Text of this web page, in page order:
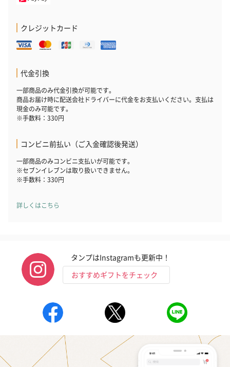
クレジットカード
代金引換
一部商品のみ代金引換が可能です。
商品お届け時に配送会社ドライバーに代金をお支払いください。支払は
現金のみ可能です。
※手数料：330円
コンビニ前払い（ご入金確認後発送）
一部商品のみコンビニ支払いが可能です。
※セブンイレブンは取り扱いできません。
※手数料：330円
詳しくはこちら
タンプはInstagramも更新中！
おすすめギフトをチェック